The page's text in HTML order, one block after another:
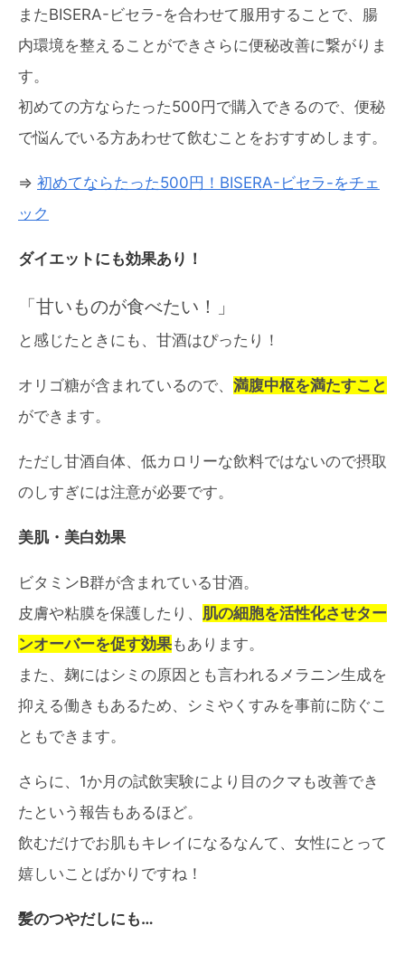
またBISERA-ビセラ-を合わせて服用することで、腸
内環境を整えることができさらに便秘改善に繋がりま
す。
初めての方ならたった500円で購入できるので、便秘
で悩んでいる方あわせて飲むことをおすすめします。
⇒ 初めてならたった500円！BISERA-ビセラ-をチェ
ック
ダイエットにも効果あり！
「甘いものが食べたい！」
と感じたときにも、甘酒はぴったり！
オリゴ糖が含まれているので、 満腹中枢を満たすこと
ができます。
ただし甘酒自体、低カロリーな飲料ではないので摂取
のしすぎには注意が必要です。
美肌・美白効果
ビタミンB群が含まれている甘酒。
皮膚や粘膜を保護したり、 肌の細胞を活性化させター
ンオーバーを促す効果もあります。
また、麹にはシミの原因とも言われるメラニン生成を
抑える働きもあるため、シミやくすみを事前に防ぐこ
ともできます。
さらに、1か月の試飲実験により目のクマも改善でき
たという報告もあるほど。
飲むだけでお肌もキレイになるなんて、女性にとって
嬉しいことばかりですね！
髪のつやだしにも…